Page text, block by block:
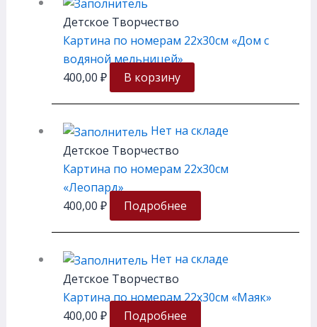
Детское Творчество
Картина по номерам 22х30см «Дом с
водяной мельницей»
400,00 ₽ В корзину
Нет на складе
Детское Творчество
Картина по номерам 22х30см
«Леопард»
400,00 ₽ Подробнее
Нет на складе
Детское Творчество
Картина по номерам 22х30см «Маяк»
400,00 ₽ Подробнее